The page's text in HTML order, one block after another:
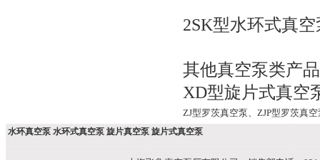
2SK型水环式真空
其他真空泵类产
XD型旋片式真空
ZJ型罗茨真空泵、 ZJP型罗茨真空
水环真空泵 水环式真空泵 旋片真空泵 旋片式真空泵